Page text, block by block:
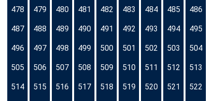
478 479 480 481 482 483 484 485 486
487 488 489 490 491 492 493 494 495
496 497 498 499 500 501 502 503 504
505 506 507 508 509 510 511 512 513
514 515 516 517 518 519 520 521 522